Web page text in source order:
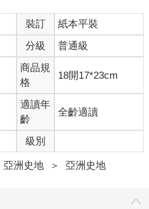
裝訂
紙本平裝
分級 普通級
商品規
格
18開17*23cm
適讀年
齡
全齡適讀
級別
亞洲史地 ＞ 亞洲史地